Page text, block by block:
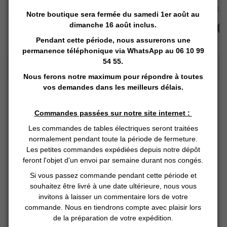
Ajouter au panier
4,90 €
Ajouter au panier
99,00
DESCRIPTION DÉTAILLÉE :
Nos huiles parfumées sont élaborées sur une base d’huile
cosmétique de tournesol hautement oléique, biologique et
désodorisée à la vapeur d’eau, reconnue pour sa stabilité
exceptionnelle. Naturellement plus résistante à l’oxydation
que l’huile de tournesol classique, elle permet d’obtenir des
huiles parfumées qui se conservent mieux dans le temps,
sans additif ni conservateur.
Sa texture légère et rapidement pénétrante offre un
toucher doux, non gras, idéal pour un usage quotidien ou
Notre boutique sera fermée du samedi 1er août au
dimanche 16 août inclus.
Pendant cette période, nous assurerons une
permanence téléphonique via WhatsApp au 06 10 99
54 55.
Nous ferons notre maximum pour répondre à toutes
vos demandes dans les meilleurs délais.
Commandes passées sur notre site internet :
Les commandes de tables électriques seront traitées
normalement pendant toute la période de fermeture.
Les petites commandes expédiées depuis notre dépôt
feront l'objet d'un envoi par semaine durant nos congés.
Si vous passez commande pendant cette période et
souhaitez être livré à une date ultérieure, nous vous
invitons à laisser un commentaire lors de votre
commande. Nous en tiendrons compte avec plaisir lors
de la préparation de votre expédition.